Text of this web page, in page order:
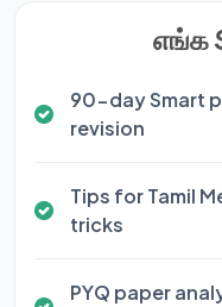
எங்க
90-day Smart
revision
Tips for Tamil
tricks
PYQ paper